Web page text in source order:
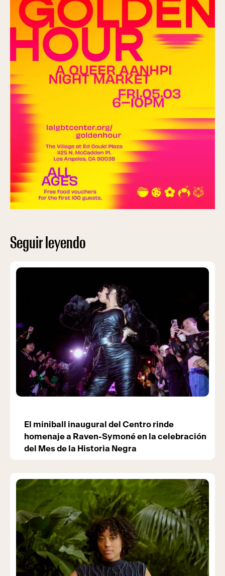
Seguir leyendo
El miniball inaugural del Centro rinde
homenaje a Raven-Symoné en la celebración
del Mes de la Historia Negra